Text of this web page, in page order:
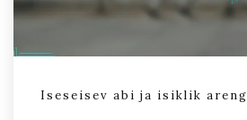
Iseseisev abi ja isiklik areng